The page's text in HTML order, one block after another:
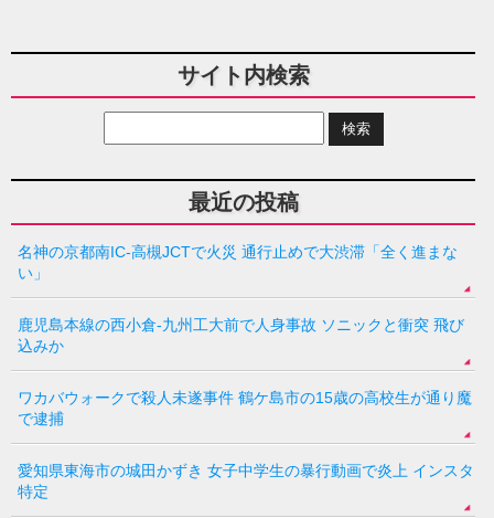
サイト内検索
最近の投稿
名神の京都南IC-高槻JCTで火災 通行止めで大渋滞「全く進まな
い」
鹿児島本線の西小倉-九州工大前で人身事故 ソニックと衝突 飛び
込みか
ワカバウォークで殺人未遂事件 鶴ケ島市の15歳の高校生が通り魔
で逮捕
愛知県東海市の城田かずき 女子中学生の暴行動画で炎上 インスタ
特定